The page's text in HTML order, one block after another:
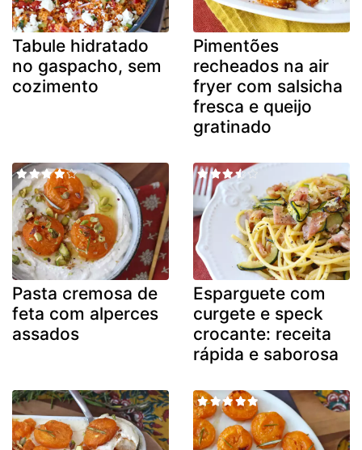
Tabule hidratado
no gaspacho, sem
cozimento
Pimentões
recheados na air
fryer com salsicha
fresca e queijo
gratinado
Pasta cremosa de
feta com alperces
assados
Esparguete com
curgete e speck
crocante: receita
rápida e saborosa